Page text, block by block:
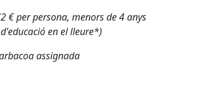
€ per persona, menors de 4 anys
en el lleure*)
assignada